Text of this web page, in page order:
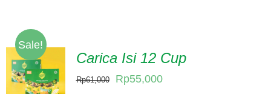
Sale!
Carica Isi 12 Cup
Rp61,000
Original
Rp55,000Current